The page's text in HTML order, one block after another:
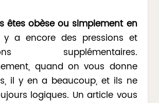
êtes obèse ou simplement en
a encore des pressions et
supplémentaires.
quand on vous donne
il y en a beaucoup, et ils ne
logiques. Un article vous